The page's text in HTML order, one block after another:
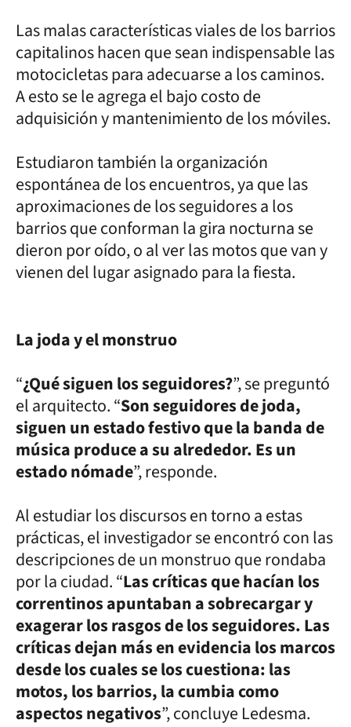
Las malas características viales de los barrios
capitalinos hacen que sean indispensable las
motocicletas para adecuarse a los caminos.
A esto se le agrega el bajo costo de
adquisición y mantenimiento de los móviles.
Estudiaron también la organización
espontánea de los encuentros, ya que las
aproximaciones de los seguidores a los
barrios que conforman la gira nocturna se
dieron por oído, o al ver las motos que van y
vienen del lugar asignado para la fiesta.
La joda y el monstruo
“¿Qué siguen los seguidores?”, se preguntó
el arquitecto. “Son seguidores de joda,
siguen un estado festivo que la banda de
música produce a su alrededor. Es un
estado nómade”, responde.
Al estudiar los discursos en torno a estas
prácticas, el investigador se encontró con las
descripciones de un monstruo que rondaba
por la ciudad. “Las críticas que hacían los
correntinos apuntaban a sobrecargar y
exagerar los rasgos de los seguidores. Las
críticas dejan más en evidencia los marcos
desde los cuales se los cuestiona: las
motos, los barrios, la cumbia como
aspectos negativos”, concluye Ledesma.